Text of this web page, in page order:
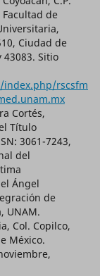
de
Ciudad de
43083. Sitio
index.php/rscsfm
Cortés,
Título
3061-7243,
del
Ángel
de
UNAM.
Col. Copilco,
México.